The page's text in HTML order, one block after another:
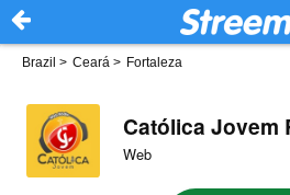
Brazil > Ceará > Fortaleza
Católica Jovem
Web